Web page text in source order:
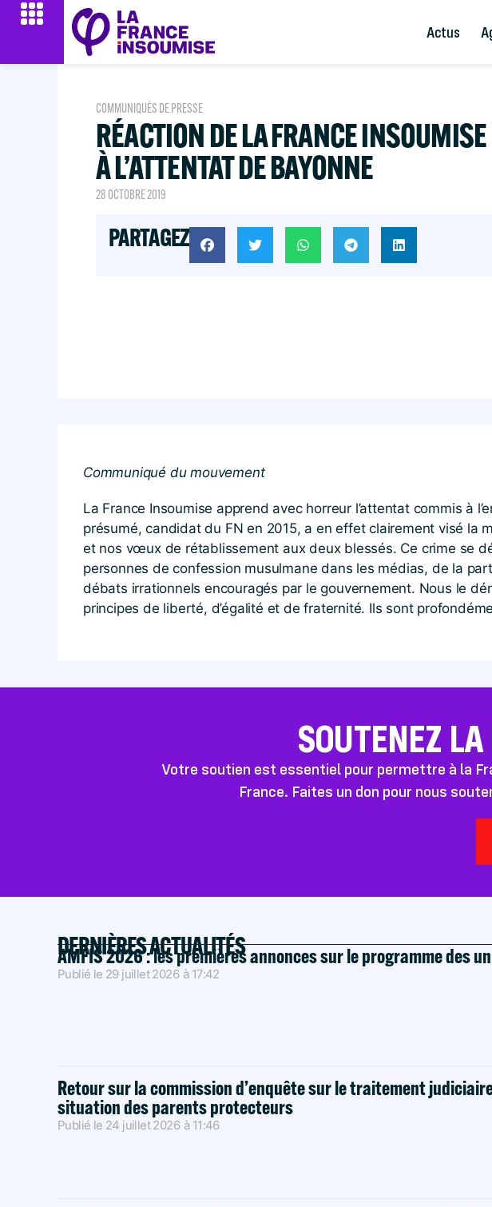
Actus
COMMUNIQUÉS DE PRESSE
RÉACTION DE LA FRANCE INSOUMISE
À L’ATTENTAT DE BAYONNE
28 OCTOBRE 2019
PARTAGEZ
Communiqué du mouvement
La France Insoumise apprend avec horreur l’attentat commis à
présumé, candidat du FN en 2015, a en effet clairement visé la
et nos vœux de rétablissement aux deux blessés. Ce crime se
personnes de confession musulmane dans les médias, de la
débats irrationnels encouragés par le gouvernement. Nous le
principes de liberté, d’égalité et de fraternité. Ils sont
SOUTENEZ
Votre soutien est essentiel pour permettre à la
France. Faites un don pour nous
DERNIÈRES ACTUALITÉS
AMFIS 2026 : les premières annonces sur le programme des
Publié le 29 juillet 2026 à 17:42
Retour sur la commission d’enquête sur le traitement
situation des parents protecteurs
Publié le 24 juillet 2026 à 11:46